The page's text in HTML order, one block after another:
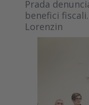
Prada
benefici
Lorenzin